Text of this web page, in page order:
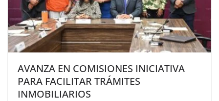
AVANZA EN COMISIONES INICIATIVA
PARA FACILITAR TRÁMITES
INMOBILIARIOS